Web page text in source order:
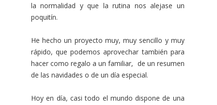
la normalidad y que la rutina nos alejase un
poquitín.
He hecho un proyecto muy, muy sencillo y muy
rápido, que podemos aprovechar también para
hacer como regalo a un familiar, de un resumen
de las navidades o de un día especial.
Hoy en día, casi todo el mundo dispone de una